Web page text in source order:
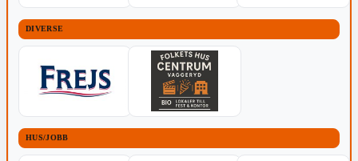
DIVERSE
HUS/JOBB